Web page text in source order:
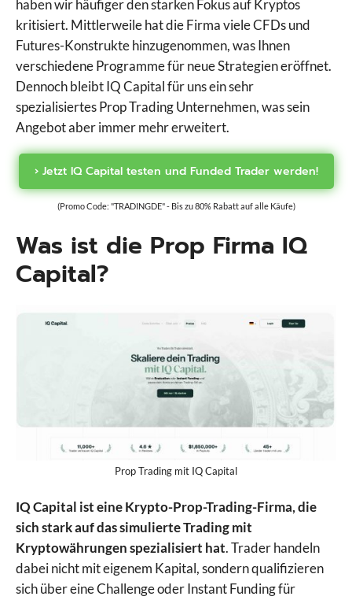
haben wir häufiger den starken Fokus auf Kryptos
kritisiert. Mittlerweile hat die Firma viele CFDs und
Futures-Konstrukte hinzugenommen, was Ihnen
verschiedene Programme für neue Strategien eröffnet.
Dennoch bleibt IQ Capital für uns ein sehr
spezialisiertes Prop Trading Unternehmen, was sein
Angebot aber immer mehr erweitert.
› Jetzt IQ Capital testen und Funded Trader werden!
(Promo Code: "TRADINGDE" - Bis zu 80% Rabatt auf alle Käufe)
Was ist die Prop Firma IQ
Capital?
Prop Trading mit IQ Capital
IQ Capital ist eine Krypto-Prop-Trading-Firma, die
sich stark auf das simulierte Trading mit
Kryptowährungen spezialisiert hat. Trader handeln
dabei nicht mit eigenem Kapital, sondern qualifizieren
sich über eine Challenge oder Instant Funding für